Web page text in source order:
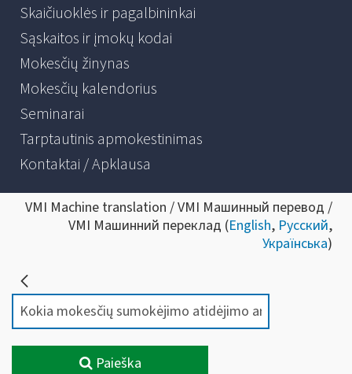
Skaičiuoklės ir pagalbininkai
Sąskaitos ir įmokų kodai
Mokesčių žinynas
Mokesčių kalendorius
Seminarai
Tarptautinis apmokestinimas
Kontaktai / Apklausa
VMI Machine translation / VMI Машинный перевод /
VMI Машинний переклад (English, Русский,
Українська)
Paieška